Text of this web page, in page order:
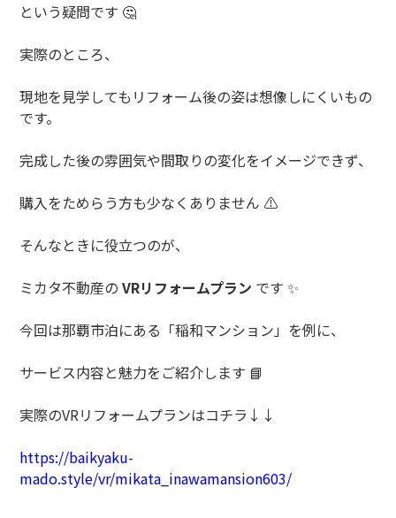
という疑問です 🤔
実際のところ、
現地を見学してもリフォーム後の姿は想像しにくいもの
です。
完成した後の雰囲気や間取りの変化をイメージできず、
購入をためらう方も少なくありません ⚠️
そんなときに役立つのが、
ミカタ不動産のVRリフォームプラン です✨
今回は那覇市泊にある「稲和マンション」を例に、
サービス内容と魅力をご紹介します 📘
実際のVRリフォームプランはコチラ↓↓
https://baikyaku-
mado.style/vr/mikata_inawamansion603/